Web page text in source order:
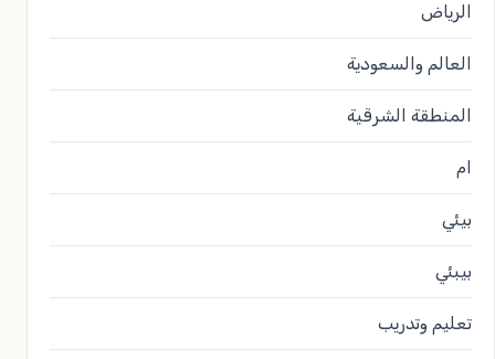
الرياض
العالم والسعودية
المنطقة الشرقية
ام
بيئي
بيبئي
تعليم وتدريب